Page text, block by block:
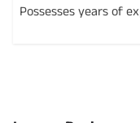
Possesses years of